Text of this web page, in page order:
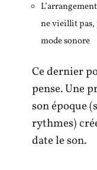
ne vieillit pas,
mode sonore
Ce dernier
pense. Une
son époque
rythmes)
date le son.